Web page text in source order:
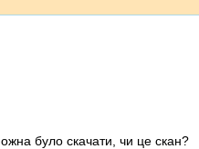
було скачати, чи це скан?